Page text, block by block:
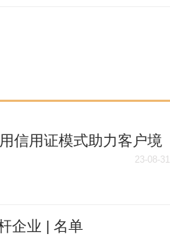
信用证模式助力客户境
23-08-31
企业 | 名单